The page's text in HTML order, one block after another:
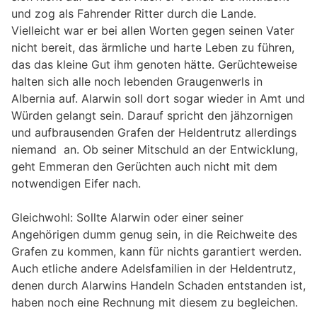
und zog als Fahrender Ritter durch die Lande.
Vielleicht war er bei allen Worten gegen seinen Vater
nicht bereit, das ärmliche und harte Leben zu führen,
das das kleine Gut ihm genoten hätte. Gerüchteweise
halten sich alle noch lebenden Graugenwerls in
Albernia auf. Alarwin soll dort sogar wieder in Amt und
Würden gelangt sein. Darauf spricht den jähzornigen
und aufbrausenden Grafen der Heldentrutz allerdings
niemand an. Ob seiner Mitschuld an der Entwicklung,
geht Emmeran den Gerüchten auch nicht mit dem
notwendigen Eifer nach.
Gleichwohl: Sollte Alarwin oder einer seiner
Angehörigen dumm genug sein, in die Reichweite des
Grafen zu kommen, kann für nichts garantiert werden.
Auch etliche andere Adelsfamilien in der Heldentrutz,
denen durch Alarwins Handeln Schaden entstanden ist,
haben noch eine Rechnung mit diesem zu begleichen.